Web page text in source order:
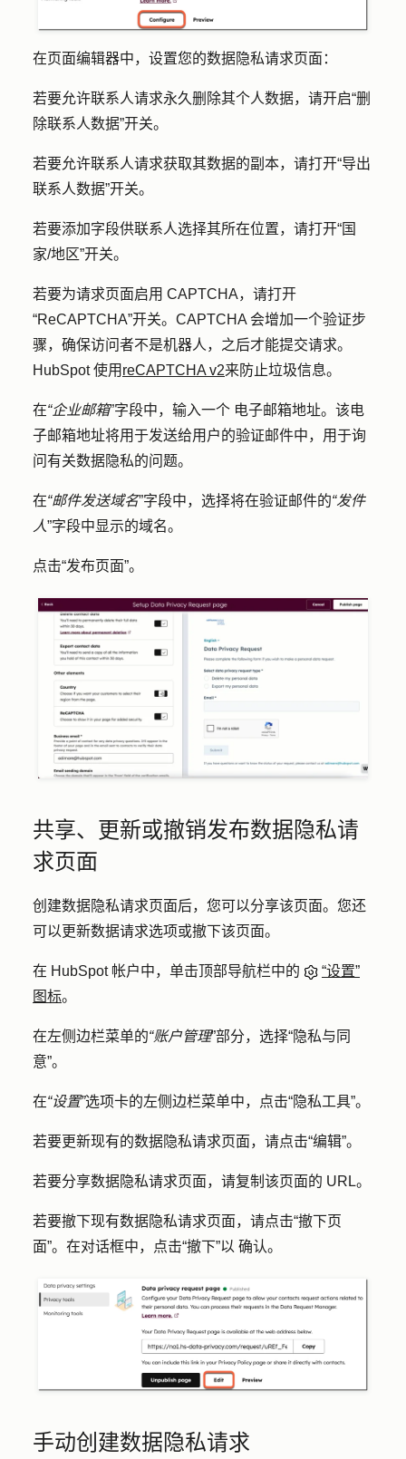
在页面编辑器中，设置您的数据隐私请求页面：
若要允许联系人请求永久删除其个人数据，请开启“删
除联系人数据”开关。
若要允许联系人请求获取其数据的副本，请打开“导出
联系人数据”开关。
若要添加字段供联系人选择其所在位置，请打开“国
家/地区”开关。
若要为请求页面启用 CAPTCHA，请打开
“ReCAPTCHA”开关。CAPTCHA 会增加一个验证步
骤，确保访问者不是机器人，之后才能提交请求。
HubSpot 使用 reCAPTCHA v2来防止垃圾信息。
在“企业邮箱”字段中，输入一个 电子邮箱地址。该电
子邮箱地址将用于发送给用户的验证邮件中，用于询
问有关数据隐私的问题。
在“邮件发送域名”字段中，选择将在验证邮件的“发件
人”字段中显示的域名。
点击“发布页面”。
共享、更新或撤销发布数据隐私请
求页面
创建数据隐私请求页面后，您可以分享该页面。您还
可以更新数据请求选项或撤下该页面。
在 HubSpot 帐户中，单击顶部导航栏中的
“设置”
图标。
在左侧边栏菜单的“账户管理”部分，选择“隐私与同
意”。
在“设置”选项卡的左侧边栏菜单中，点击“隐私工具”。
若要更新现有的数据隐私请求页面，请点击“编辑”。
若要分享数据隐私请求页面，请复制该页面的 URL。
若要撤下现有数据隐私请求页面，请点击“撤下页
面”。在对话框中，点击“撤下”以 确认。
手动创建数据隐私请求